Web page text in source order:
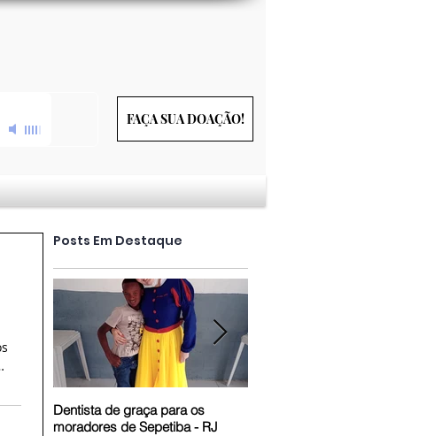
FAÇA SUA DOAÇÃO!
Posts Em Destaque
Dentista de graça para os
moradores de Sepetiba - RJ